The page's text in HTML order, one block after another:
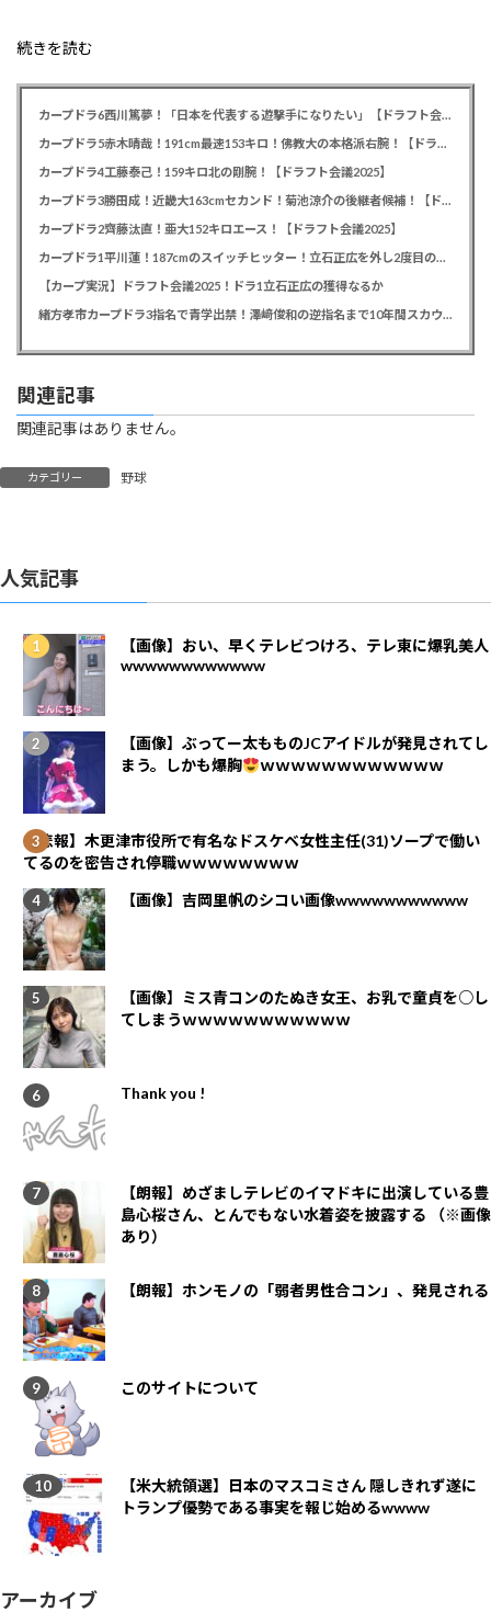
続きを読む
カープドラ4工藤泰己！159キロ北の剛腕！【ドラフト会議2025】
カープドラ2齊藤汰直！亜大152キロエース！【ドラフト会議2025】
【カープ実況】ドラフト会議2025！ドラ1立石正広の獲得なるか
関連記事
関連記事はありません。
カテゴリー 野球
人気記事
【画像】おい、早くテレビつけろ、テレ東に爆乳美人
wwwwwwwwwwww
【画像】ぶってー太もものJCアイドルが発見されてし
まう。しかも爆胸
ｗｗｗｗｗｗｗｗｗｗｗｗ
【悲報】木更津市役所で有名なドスケベ女性主任(31)ソープで働い
てるのを密告され停職ｗｗｗｗｗｗｗｗ
【画像】吉岡里帆のシコい画像wwwwwwwwwww
【画像】ミス青コンのたぬき女王、お乳で童貞を○し
てしまうｗｗｗｗｗｗｗｗｗｗｗ
Thank you !
【朗報】めざましテレビのイマドキに出演している豊
島心桜さん、とんでもない水着姿を披露する （※画像
あり）
【朗報】ホンモノの「弱者男性合コン」、発見される
このサイトについて
【米大統領選】日本のマスコミさん 隠しきれず遂に
トランプ優勢である事実を報じ始めるwwww
アーカイブ